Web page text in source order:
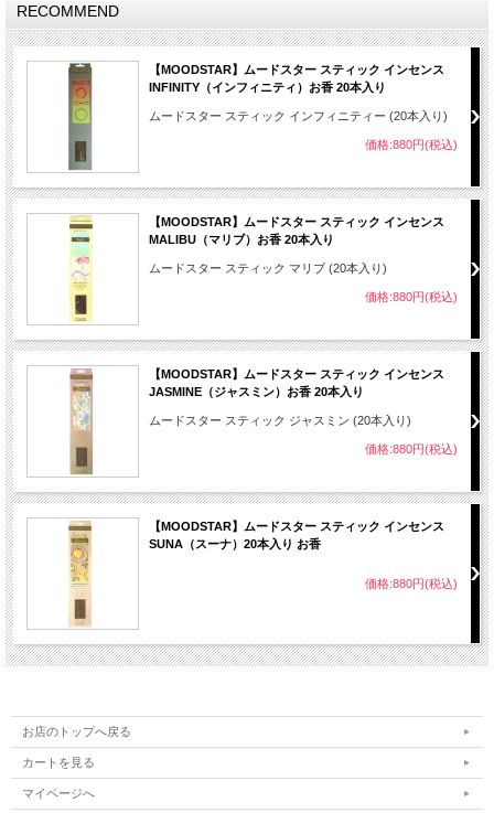
RECOMMEND
【MOODSTAR】ムードスター スティック インセンス
INFINITY（インフィニティ）お香 20本入り
ムードスター スティック インフィニティー (20本入り)
価格:880円(税込)
【MOODSTAR】ムードスター スティック インセンス
MALIBU（マリブ）お香 20本入り
ムードスター スティック マリブ (20本入り)
価格:880円(税込)
【MOODSTAR】ムードスター スティック インセンス
JASMINE（ジャスミン）お香 20本入り
ムードスター スティック ジャスミン (20本入り)
価格:880円(税込)
【MOODSTAR】ムードスター スティック インセンス
SUNA（スーナ）20本入り お香
価格:880円(税込)
お店のトップへ戻る
カートを見る
マイページへ